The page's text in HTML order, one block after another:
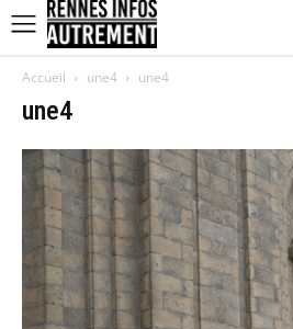
Accueil une4 une4
une4